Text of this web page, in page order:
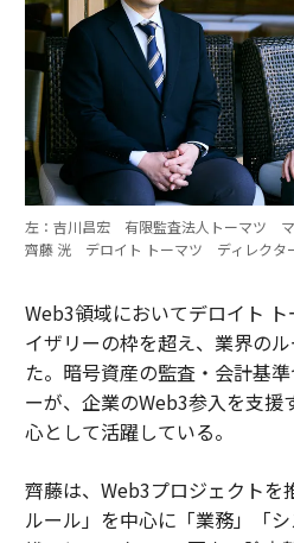
左：吉川昌宏 有限監査法人トーマツ マ
齊藤 洸 デロイト トーマツ ディレクタ
Web3領域においてデロイト
イザリーの枠を超え、業界の
た。暗号資産の監査・会計基
ーが、企業のWeb3参入を支援
心として活躍している。
齊藤は、Web3プロジェクトを
ルール」を中心に「業務」「